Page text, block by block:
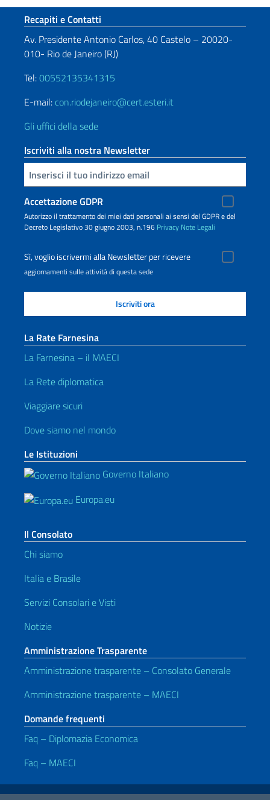
Sezione footer
Recapiti e Contatti
Av. Presidente Antonio Carlos, 40 Castelo – 20020-
010- Rio de Janeiro (RJ)
Tel:00552135341315
E-mail: con.riodejaneiro@cert.esteri.it
Gli uffici della sede
Iscriviti alla nostra Newsletter
Inserisci la tua email
Accettazione GDPR
Autorizzo il trattamento dei miei dati personali ai sensi del GDPR e del
Decreto Legislativo 30 giugno 2003, n.196 Privacy Note Legali
Sì, voglio iscrivermi alla Newsletter per ricevere
aggiornamenti sulle attività di questa sede
La Rate Farnesina
La Farnesina – il MAECI
La Rete diplomatica
Viaggiare sicuri
Dove siamo nel mondo
Le Istituzioni
Governo Italiano
Europa.eu
Il Consolato
Chi siamo
Italia e Brasile
Servizi Consolari e Visti
Notizie
Amministrazione Trasparente
Amministrazione trasparente – Consolato Generale
Amministrazione trasparente – MAECI
Domande frequenti
Faq – Diplomazia Economica
Faq – MAECI
Link Utili